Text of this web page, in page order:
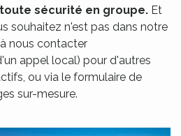
sécurité en groupe. Et
souhaitez n'est pas dans notre
nous contacter
appel local) pour d'autres
ou via le formulaire de
sur-mesure.